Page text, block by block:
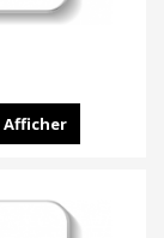
Afficher